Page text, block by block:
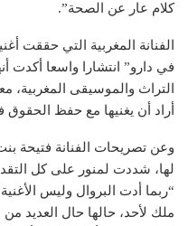
كلام عار عن الصحة”.
الفنانة المغربية التي حققت
في دارو” انتشارا واسعا أكدت
التراث والموسيقى المغربية،
أراد أن يغنيها مع حفظ الحقوق
وعن تصريحات الفنانة فتيحة
لها، شددت لمنور على كل
“ربما أدت البروال وليس
ملك لأحد، حالها حال العديد